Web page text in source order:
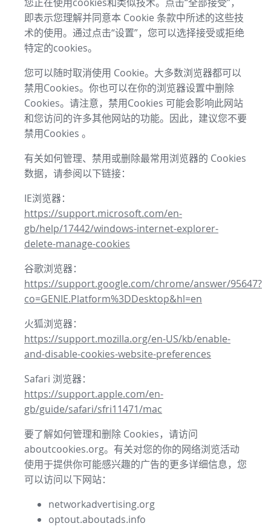
即表示您理解并同意本 Cookie 条款中所述的这些技
术的使用。通过点击“设置”，您可以选择接受或拒绝
特定的cookies。
您可以随时取消使用 Cookie。大多数浏览器都可以
禁用Cookies。你也可以在你的浏览器设置中删除
Cookies。请注意，禁用Cookies 可能会影响此网站
和您访问的许多其他网站的功能。因此，建议您不要
禁用Cookies 。
有关如何管理、禁用或删除最常用浏览器的 Cookies
数据，请参阅以下链接：
IE浏览器：
https://support.microsoft.com/en-
gb/help/17442/windows-internet-explorer-
delete-manage-cookies
谷歌浏览器：
https://support.google.com/chrome/answer/95647?
co=GENIE.Platform%3DDesktop&hl=en
火狐浏览器：
https://support.mozilla.org/en-US/kb/enable-
and-disable-cookies-website-preferences
Safari 浏览器：
https://support.apple.com/en-
gb/guide/safari/sfri11471/mac
要了解如何管理和删除 Cookies，请访问
aboutcookies.org。有关对您的你的网络浏览活动
使用于提供你可能感兴趣的广告的更多详细信息，您
可以访问以下网站：
networkadvertising.org
optout.aboutads.info